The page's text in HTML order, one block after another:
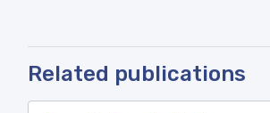
Related publications